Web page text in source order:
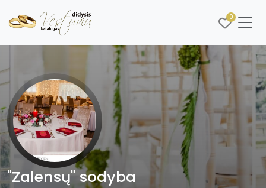
0
"Zalensų" sodyba